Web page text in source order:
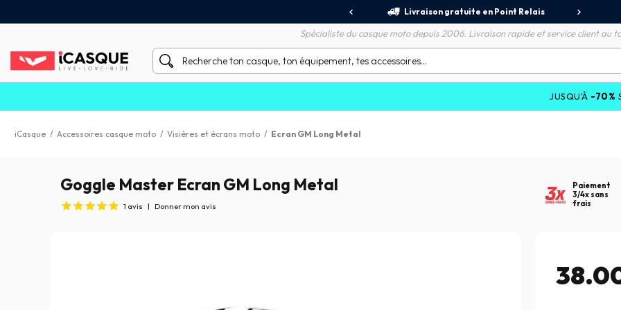
Livraison gratuite en Point Relais
Spécialiste du casque moto depuis 2006. Livraison rapide et service client au
JUSQU'À-70%SUR LES
iCasque / Accessoires casque moto / Visières et écrans moto / Ecran GM Long Metal
Goggle Master Ecran GM Long Metal
1 avis | Donner mon avis
Paiement
3/4x sans
frais